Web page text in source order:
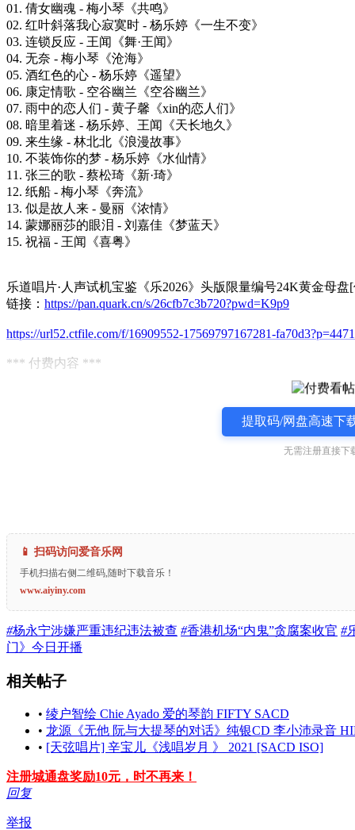
01. 倩女幽魂 - 梅小琴《共鸣》
02. 红叶斜落我心寂寞时 - 杨乐婷《一生不变》
03. 连锁反应 - 王闻《舞·王闻》
04. 无奈 - 梅小琴《沧海》
05. 酒红色的心 - 杨乐婷《遥望》
06. 康定情歌 - 空谷幽兰《空谷幽兰》
07. 雨中的恋人们 - 黄子馨《xin的恋人们》
08. 暗里着迷 - 杨乐婷、王闻《天长地久》
09. 来生缘 - 林北北《浪漫故事》
10. 不装饰你的梦 - 杨乐婷《水仙情》
11. 张三的歌 - 蔡松琦《新·琦》
12. 纸船 - 梅小琴《奔流》
13. 似是故人来 - 曼丽《浓情》
14. 蒙娜丽莎的眼泪 - 刘嘉佳《梦蓝天》
15. 祝福 - 王闻《喜粤》
乐道唱片·人声试机宝鉴《乐2026》头版限量编号24K黄金母盘
链接： https://pan.quark.cn/s/26cfb7c3b720?pwd=K9p9
https://url52.ctfile.com/f/16909552-17569797167281-fa70d3?p=4471
*** 付费内容 ***
提取码/网盘高速下
无需注册直接下
📱 扫码访问爱音乐网
手机扫描右侧二维码,随时下载音乐！
www.aiyiny.com
#杨永宁涉嫌严重违纪违法被查 #香港机场“内鬼”贪腐案收官 #
门》今日开播
相关帖子
• 绫户智绘 Chie Ayado 爱的琴韵 FIFTY SACD
• 龙源《无他 阮与大提琴的对话》纯银CD 李小沛录音
• [天弦唱片] 辛宝儿《浅唱岁月 》 2021 [SACD ISO]
注册城通盘奖励10元，时不再来！
回复
举报